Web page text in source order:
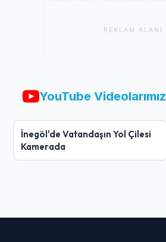
REKLAM ALANI
YouTube Videolarımız
İnegöl'de Vatandaşın Yol Çilesi
Kamerada